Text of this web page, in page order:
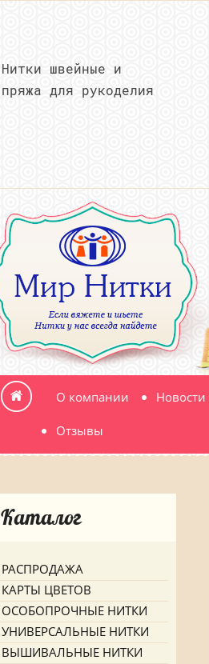
Нитки швейные и
пряжа для рукоделия
О компании Новости
Отзывы
Каталог
РАСПРОДАЖА
КАРТЫ ЦВЕТОВ
ОСОБОПРОЧНЫЕ НИТКИ
УНИВЕРСАЛЬНЫЕ НИТКИ
ВЫШИВАЛЬНЫЕ НИТКИ